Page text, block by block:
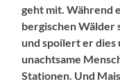
geht mit. Während
bergischen
und spoilert er dies
unachtsame
Stationen. Und